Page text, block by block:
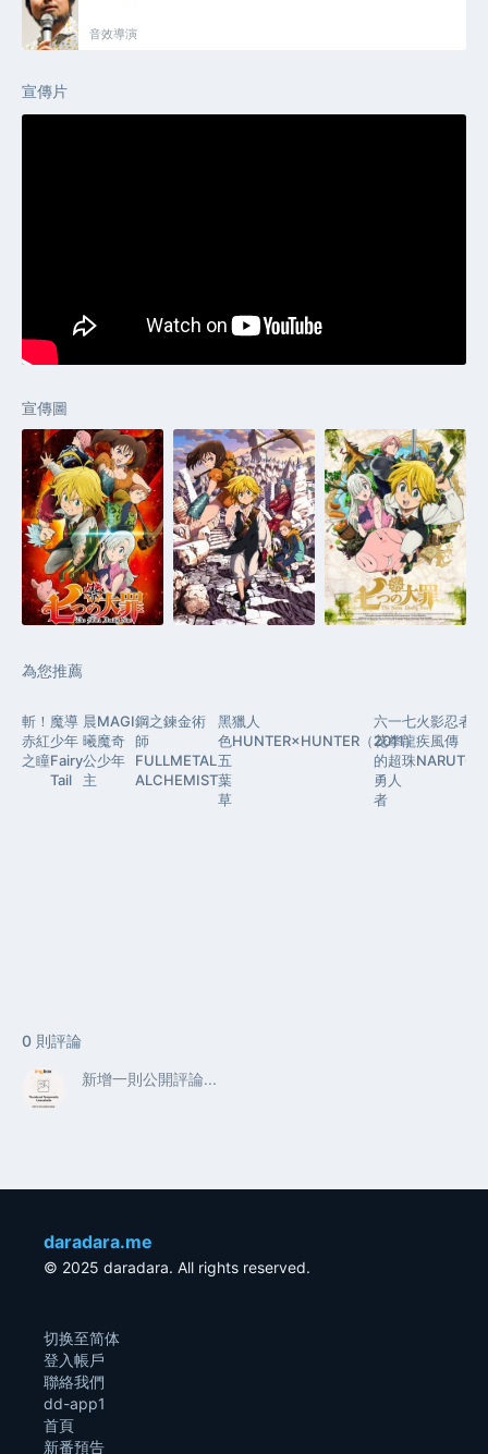
音效導演
宣傳片
宣傳圖
為您推薦
斬！
赤紅
之瞳
魔導
少年
Fairy
Tail
晨
曦
公
主
MAGI
魔奇
少年
鋼之鍊金術
師
FULLMETAL
ALCHEMIST
黑
色
五
葉
草
獵人
HUNTER×HUNTER（2011）
六
花
的
勇
者
一
拳
超
人
七
龍
珠
火影忍者
疾風傳
NARUTO
0 則評論
daradara.me
© 2025 daradara. All rights reserved.
切换至简体
登入帳戶
聯絡我們
dd-app1
首頁
新番預告